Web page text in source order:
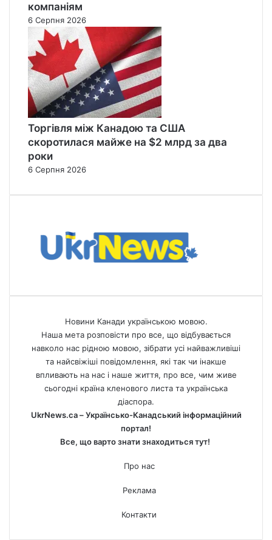
компаніям
6 Серпня 2026
Торгівля між Канадою та США
скоротилася майже на $2 млрд за два
роки
6 Серпня 2026
Новини Канади українською мовою.
Наша мета розповісти про все, що відбувається
навколо нас рідною мовою, зібрати усі найважливіші
та найсвіжіші повідомлення, які так чи інакше
впливають на нас і наше життя, про все, чим живе
сьогодні країна кленового листа та українська
діаспора.
UkrNews.ca – Українсько-Канадський інформаційний
портал!
Все, що варто знати знаходиться тут!
Про нас
Реклама
Контакти